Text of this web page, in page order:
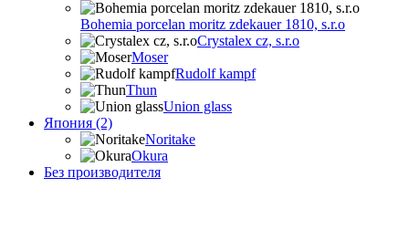
Bohemia porcelan moritz zdekauer 1810, s.r.o
Crystalex cz, s.r.o
Moser
Rudolf kampf
Thun
Union glass
Япония (2)
Noritake
Okura
Без производителя